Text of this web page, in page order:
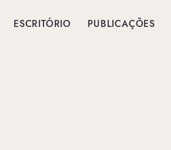
ESCRITÓRIO PUBLICAÇÕES